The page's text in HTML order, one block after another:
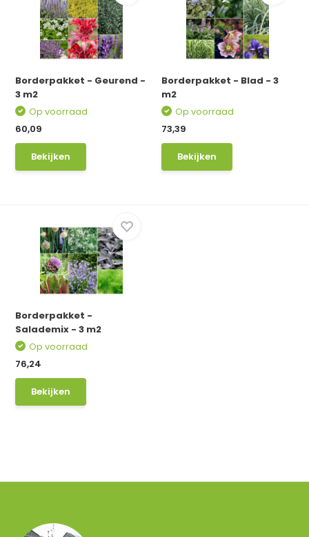
Borderpakket - Geurend -
3 m2
Op voorraad
60,09
Bekijken
Borderpakket - Blad - 3
m2
Op voorraad
73,39
Bekijken
Borderpakket -
Salademix - 3 m2
Op voorraad
76,24
Bekijken